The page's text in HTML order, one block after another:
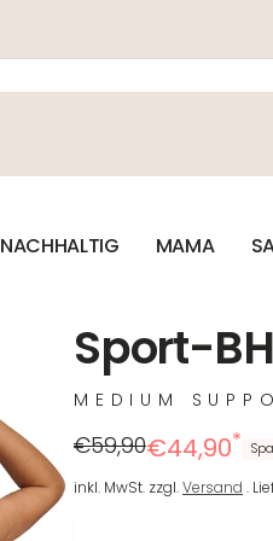
NACHHALTIG MAMA
Sport-
MEDIUM
Regulärer
Preis
€59,90
Reduzierter
Preis
€44,90*
inkl. MwSt. zzgl.Versand .